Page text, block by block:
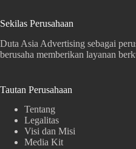
Sekilas Perusahaan
Duta Asia Advertising sebagai
berusaha memberikan layanan
Tautan Perusahaan
Tentang
Legalitas
Visi dan Misi
Media Kit